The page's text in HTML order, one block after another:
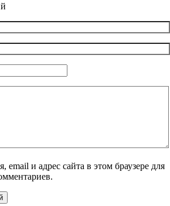
email и адрес сайта в этом браузере для